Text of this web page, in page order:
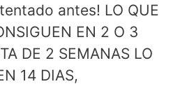
antes! LO QUE
EN 2 O 3
DE 2 SEMANAS LO
14 DIAS,